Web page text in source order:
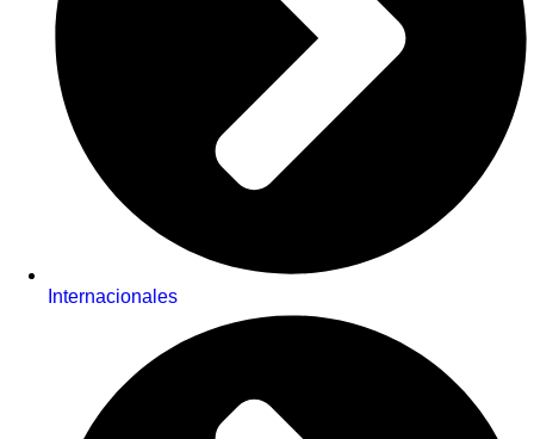
Internacionales